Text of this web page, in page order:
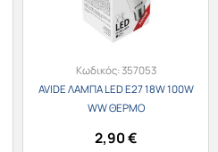
Κωδικός:357053
AVIDE ΛΑΜΠΑ LED E27 18W 100W
WW ΘΕΡΜΟ
2,90€